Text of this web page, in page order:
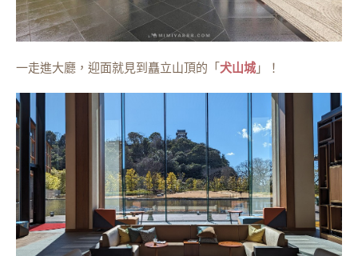
一走進大廳，迎面就見到矗立山頂的「犬山城 」！